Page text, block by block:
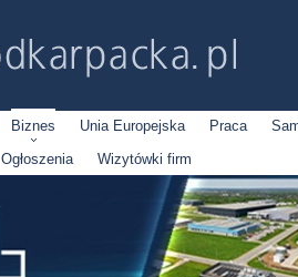
Biznes Unia Europejska Praca
Ogłoszenia Wizytówki firm